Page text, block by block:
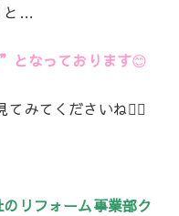
と…
となっております😊
みてくださいね💁‍♂️
リフォーム事業部ク